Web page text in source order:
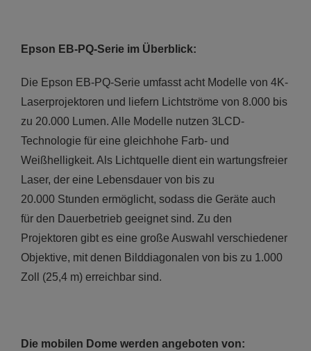
Epson EB-PQ-Serie im Überblick:
Die Epson EB-PQ-Serie umfasst acht Modelle von 4K-
Laserprojektoren und liefern Lichtströme von 8.000 bis
zu 20.000 Lumen. Alle Modelle nutzen 3LCD-
Technologie für eine gleichhohe Farb- und
Weißhelligkeit. Als Lichtquelle dient ein wartungsfreier
Laser, der eine Lebensdauer von bis zu
20.000 Stunden ermöglicht, sodass die Geräte auch
für den Dauerbetrieb geeignet sind. Zu den
Projektoren gibt es eine große Auswahl verschiedener
Objektive, mit denen Bilddiagonalen von bis zu 1.000
Zoll (25,4 m) erreichbar sind.
Die mobilen Dome werden angeboten von: